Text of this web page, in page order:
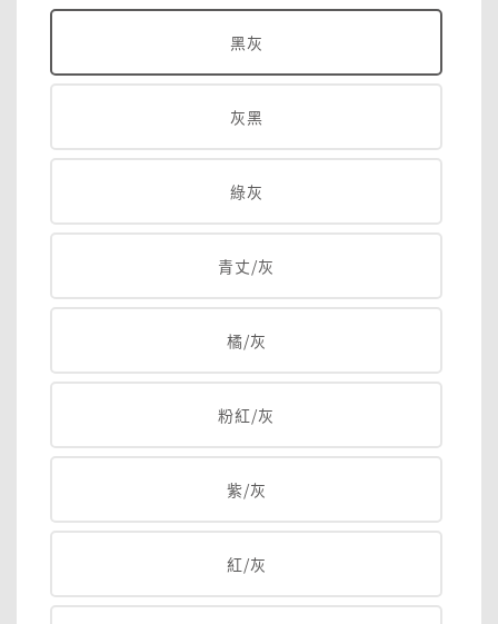
黑灰
灰黑
綠灰
青丈/灰
橘/灰
粉紅/灰
紫/灰
紅/灰